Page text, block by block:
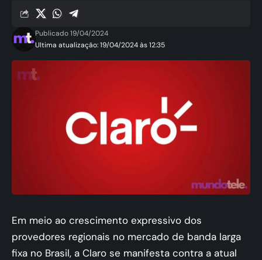
Ultima atualização: 19/04/2024 às 12:35
Publicado 19/04/2024
Em meio ao crescimento expressivo dos
provedores regionais no mercado de banda larga
fixa no Brasil, a Claro se manifesta contra a atual